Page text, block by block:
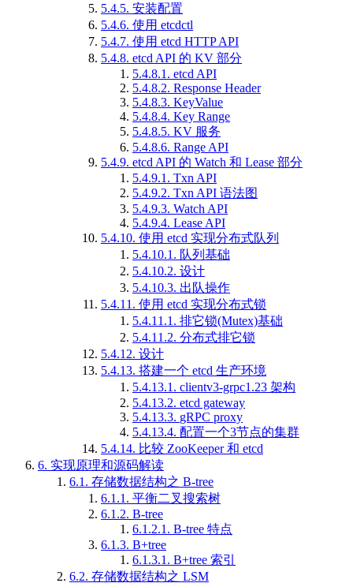
5.4.5. 安装配置
5.4.6. 使用 etcdctl
5.4.7. 使用 etcd HTTP API
5.4.8. etcd API 的 KV 部分
5.4.8.1. etcd API
5.4.8.2. Response Header
5.4.8.3. KeyValue
5.4.8.4. Key Range
5.4.8.5. KV 服务
5.4.8.6. Range API
5.4.9. etcd API 的 Watch 和 Lease 部分
5.4.9.1. Txn API
5.4.9.2. Txn API 语法图
5.4.9.3. Watch API
5.4.9.4. Lease API
5.4.10. 使用 etcd 实现分布式队列
5.4.10.1. 队列基础
5.4.10.2. 设计
5.4.10.3. 出队操作
5.4.11. 使用 etcd 实现分布式锁
5.4.11.1. 排它锁(Mutex)基础
5.4.11.2. 分布式排它锁
5.4.12. 设计
5.4.13. 搭建一个 etcd 生产环境
5.4.13.1. clientv3-grpc1.23 架构
5.4.13.2. etcd gateway
5.4.13.3. gRPC proxy
5.4.13.4. 配置一个3节点的集群
5.4.14. 比较 ZooKeeper 和 etcd
6. 实现原理和源码解读
6.1. 存储数据结构之 B-tree
6.1.1. 平衡二叉搜索树
6.1.2. B-tree
6.1.2.1. B-tree 特点
6.1.3. B+tree
6.1.3.1. B+tree 索引
6.2. 存储数据结构之 LSM